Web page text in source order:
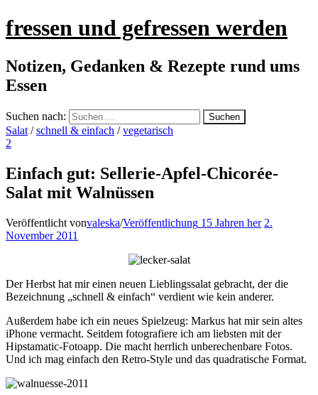
fressen und gefressen werden
Notizen, Gedanken & Rezepte rund ums
Essen
Suchen nach:
Salat /schnell & einfach /vegetarisch
2
Einfach gut: Sellerie-Apfel-Chicorée-
Salat mit Walnüssen
Veröffentlicht vonvaleska/Veröffentlichung 15 Jahren her 2.
November 2011
Der Herbst hat mir einen neuen Lieblingssalat gebracht, der die
Bezeichnung „schnell & einfach“ verdient wie kein anderer.
Außerdem habe ich ein neues Spielzeug: Markus hat mir sein altes
iPhone vermacht. Seitdem fotografiere ich am liebsten mit der
Hipstamatic-Fotoapp. Die macht herrlich unberechenbare Fotos.
Und ich mag einfach den Retro-Style und das quadratische Format.